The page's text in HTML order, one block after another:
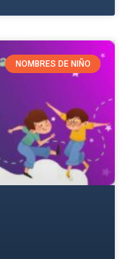
NOMBRES DE NIÑO